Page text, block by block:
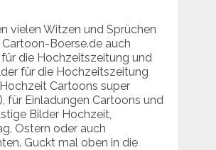
vielen Witzen und Sprüchen
Boerse.de auch
die Hochzeitszeitung und
für die Hochzeitszeitung
Cartoons super
für Einladungen Cartoons und
Bilder Hochzeit,
Ostern oder auch
Guckt mal oben in die